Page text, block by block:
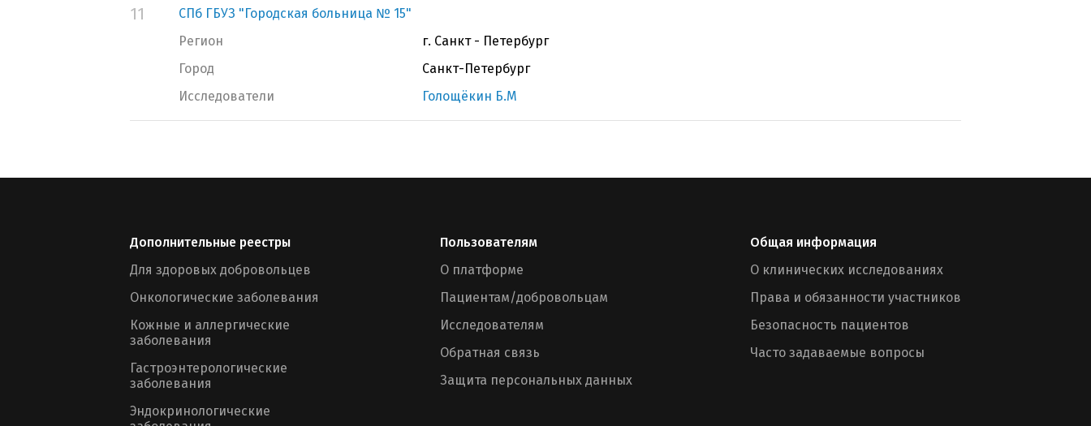
11
СПб ГБУЗ "Городская больница № 15"
Регион
г. Санкт - Петербург
Город
Санкт-Петербург
Исследователи
Голощёкин Б.М
Дополнительные реестры
Для здоровых добровольцев
Онкологические заболевания
Кожные и аллергические
заболевания
Гастроэнтерологические
заболевания
Эндокринологические
Пользователям
О платформе
Пациентам/добровольцам
Исследователям
Обратная связь
Защита персональных данных
Общая информация
О клинических исследованиях
Права и обязанности участников
Безопасность пациентов
Часто задаваемые вопросы